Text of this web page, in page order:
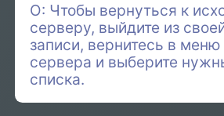
О: Чтобы вернуться к
серверу, выйдите из
записи, вернитесь в
сервера и выберите
списка.